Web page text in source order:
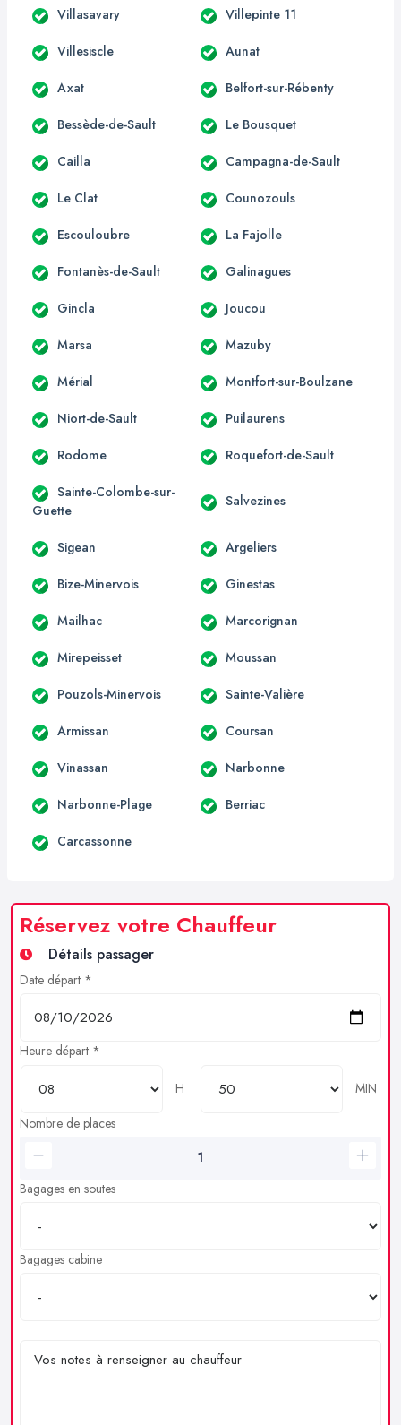
Villasavary Villepinte 11
Villesiscle Aunat
Axat Belfort-sur-Rébenty
Bessède-de-Sault Le Bousquet
Cailla Campagna-de-Sault
Le Clat Counozouls
Escouloubre La Fajolle
Fontanès-de-Sault Galinagues
Gincla Joucou
Marsa Mazuby
Mérial Montfort-sur-Boulzane
Niort-de-Sault Puilaurens
Rodome Roquefort-de-Sault
Sainte-Colombe-sur-
Guette
Salvezines
Sigean Argeliers
Bize-Minervois Ginestas
Mailhac Marcorignan
Mirepeisset Moussan
Pouzols-Minervois Sainte-Valière
Armissan Coursan
Vinassan Narbonne
Narbonne-Plage Berriac
Carcassonne
Réservez votre Chauffeur
Détails passager
Date départ *
Heure départ *
H
MIN
Nombre de places
Bagages en soutes
Bagages cabine